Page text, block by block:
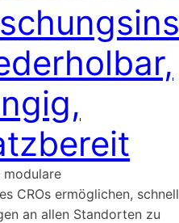
modulare
CROs ermöglichen, schnell
an allen Standorten zu